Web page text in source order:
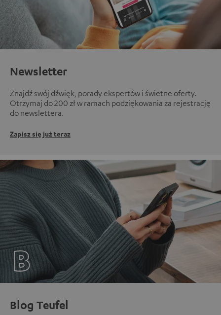
Newsletter
Znajdź swój dźwięk, porady ekspertów i świetne oferty.
Otrzymaj do 200 zł w ramach podziękowania za rejestrację
do newslettera.
Zapisz się już teraz
Blog Teufel